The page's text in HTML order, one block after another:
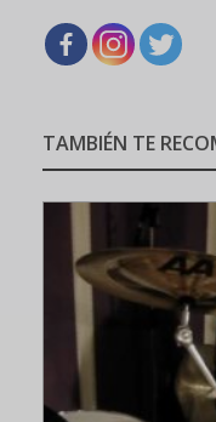
TAMBIÉN TE